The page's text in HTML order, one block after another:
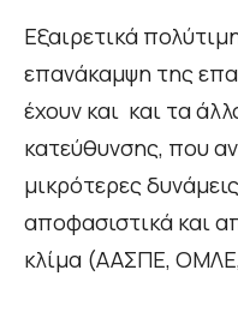
Εξαιρετικά
επανάκαμψη της
έχουν και και τα
κατεύθυνσης, που
μικρότερες
αποφασιστικά και
κλίμα (ΑΑΣΠΕ,